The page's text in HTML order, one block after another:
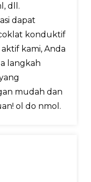
dll.
dapat
konduktif
kami, Anda
langkah
mudah dan
ol do nmol.